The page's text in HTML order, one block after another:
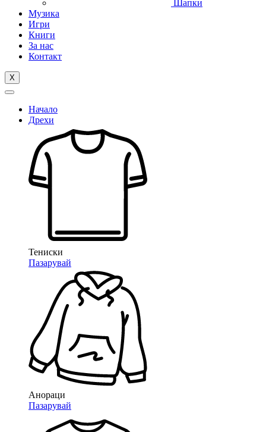
Шапки
Музика
Игри
Книги
За нас
Контакт
X
Начало
Дрехи
Тениски
Пазарувай
Анораци
Пазарувай